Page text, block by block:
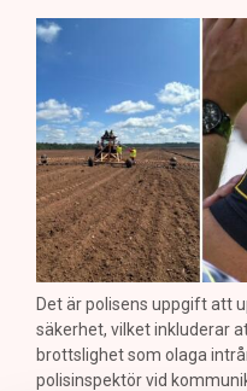
Det är polisens uppgift att
säkerhet, vilket inkluderar
brottslighet som olaga
polisinspektör vid